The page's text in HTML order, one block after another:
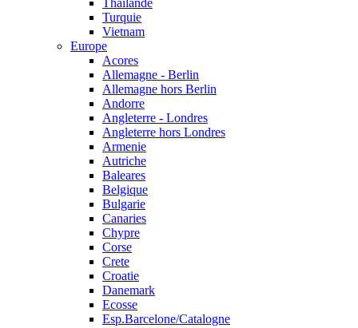
Thailande
Turquie
Vietnam
Europe
Acores
Allemagne - Berlin
Allemagne hors Berlin
Andorre
Angleterre - Londres
Angleterre hors Londres
Armenie
Autriche
Baleares
Belgique
Bulgarie
Canaries
Chypre
Corse
Crete
Croatie
Danemark
Ecosse
Esp.Barcelone/Catalogne